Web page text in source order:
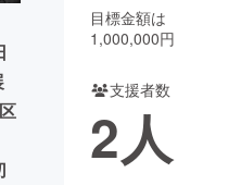
化
CAMPFIRE Creation
machi-ya コミュニティ
目標金額は
1,000,000円
支援者数
2人